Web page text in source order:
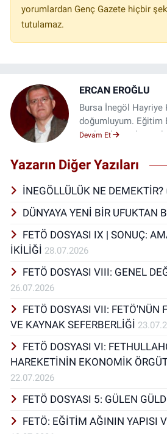
yorumlardan Genç Gazete hiçbir
tutulamaz.
ERCAN EROĞLU
Bursa İnegöl Hayriye
doğumluyum. Eğitim
özel ve kamu
Portakalı Eğitim
kalkınması,
içinde yar
derginin editörlüğünü
Üniversitesi Eğitim
Bölümü Lisans
Üniversitede Halk
bitirdim.
alanlarda yazılmış
Şimdilerde yapay
siyaset bilimi ve
Devam Et
Yazarın Diğer Yazıları
İNEGÖLLÜLÜK NE DEMEKTİR?
DÜNYAYA YENİ BİR UFUKTAN
FETÖ DOSYASI IX | SONUÇ:
İKİLİĞİ 28.07.2026
FETÖ DOSYASI VIII: GENEL
26.07.2026
FETÖ DOSYASI VII: FETÖ'NÜN
VE KAYNAK SEFERBERLİĞİ
FETÖ DOSYASI VI:
HAREKETİNİN EKONOMİK
22.07.2026
FETÖ DOSYASI 5: GÜLEN
FETÖ: EĞİTİM AĞININ YAPISI